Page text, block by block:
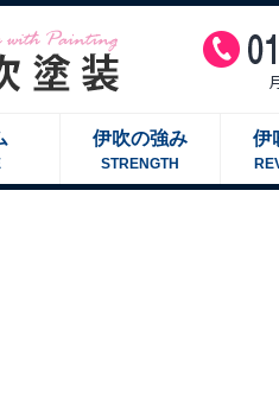
伊吹の強み
STRENGTH
伊